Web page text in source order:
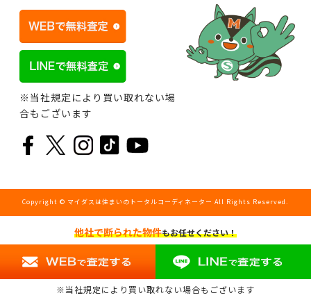
他社で断られた物件もお任せください！
※当社規定により買い取れない場合もございます
※当社規定により買い取れない場
合もございます
Copyright © マイダスは住まいのトータルコーディネーター All Rights Reserved.